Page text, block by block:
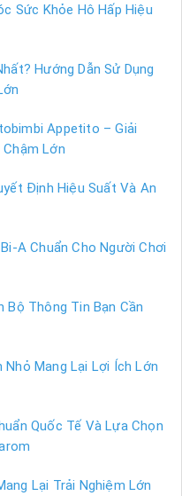
Sức Khỏe Hô Hấp Hiệu
Hướng Dẫn Sử Dụng
Appetito – Giải
Chậm Lớn
Định Hiệu Suất Và An
A Chuẩn Cho Người Chơi
Bộ Thông Tin Bạn Cần
Nhỏ Mang Lại Lợi Ích Lớn
Quốc Tế Và Lựa Chọn
Lại Trải Nghiệm Lớn